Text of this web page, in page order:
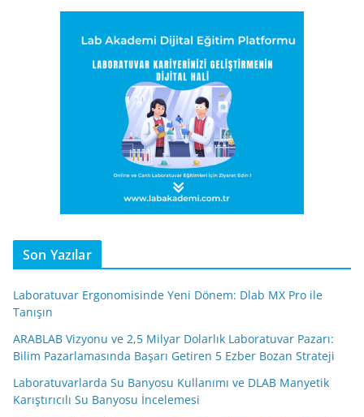
Son Yazılar
Laboratuvar Ergonomisinde Yeni Dönem: Dlab MX Pro ile
Tanışın
ARABLAB Vizyonu ve 2,5 Milyar Dolarlık Laboratuvar Pazarı:
Bilim Pazarlamasında Başarı Getiren 5 Ezber Bozan Strateji
Laboratuvarlarda Su Banyosu Kullanımı ve DLAB Manyetik
Karıştırıcılı Su Banyosu İncelemesi